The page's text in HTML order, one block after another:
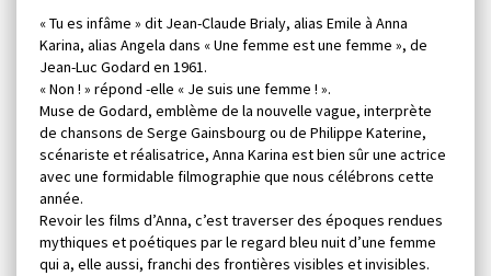
« Tu es infâme » dit Jean-Claude Brialy, alias Emile à Anna
Karina, alias Angela dans « Une femme est une femme », de
Jean-Luc Godard en 1961.
« Non ! » répond -elle « Je suis une femme ! ».
Muse de Godard, emblème de la nouvelle vague, interprète
de chansons de Serge Gainsbourg ou de Philippe Katerine,
scénariste et réalisatrice, Anna Karina est bien sûr une actrice
avec une formidable filmographie que nous célébrons cette
année.
Revoir les films d’Anna, c’est traverser des époques rendues
mythiques et poétiques par le regard bleu nuit d’une femme
qui a, elle aussi, franchi des frontières visibles et invisibles.